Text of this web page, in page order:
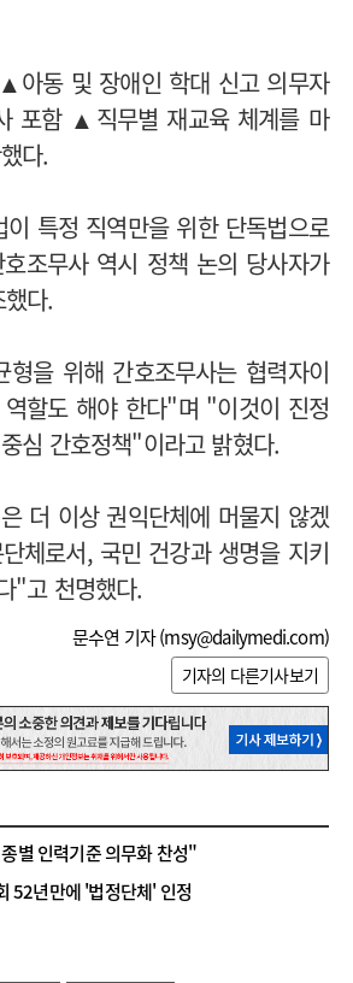
아동 및 장애인 학대 신고 의무자
포함 ▲직무별 재교육 체계를 마
다.
특정 직역만을 위한 단독법으로
조무사 역시 정책 논의 당사자가
다.
을 위해 간호조무사는 협력자이
할도 해야 한다"며 "이것이 진정
심 간호정책"이라고 밝혔다.
더 이상 권익단체에 머물지 않겠
체로서, 국민 건강과 생명을 지키
"고 천명했다.
문수연 기자 (msy@dailymedi.com)
기자의 다른기사보기
별 인력기준 의무화 찬성"
52년만에 '법정단체' 인정